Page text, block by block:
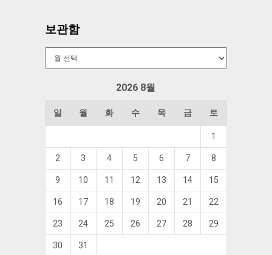
보관함
2026 8월
일 월 화 수 목 금 토
1
2 3 4 5 6 7 8
9 10 11 12 13 14 15
16 17 18 19 20 21 22
23 24 25 26 27 28 29
30 31